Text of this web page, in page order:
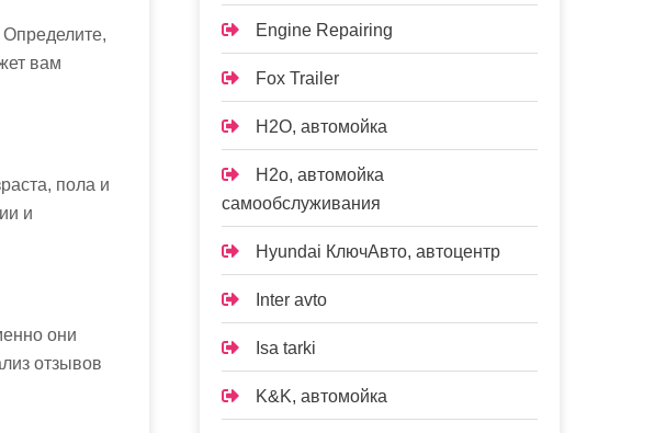
вам
пола и
и
они
отзывов
Engine Repairing
Fox Trailer
H2O, автомойка
H2o, автомойка
самообслуживания
Hyundai КлючАвто, автоцентр
Inter avto
Isa tarki
K&K, автомойка